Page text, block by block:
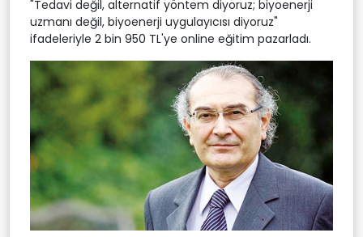
"Tedavi değil, alternatif yöntem diyoruz; biyoenerji
uzmanı değil, biyoenerji uygulayıcısı diyoruz"
ifadeleriyle 2 bin 950 TL'ye online eğitim pazarladı.